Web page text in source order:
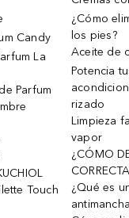
Candy
La
Parfum
Touch
¿Cómo
los pies?
Aceite de
Potencia
rizado
Limpieza
vapor
¿CÓMO
¿Qué es